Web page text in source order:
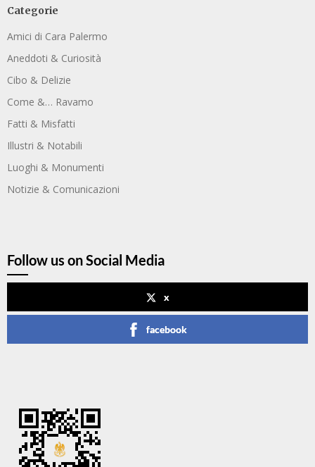
Categorie
Amici di Cara Palermo
Aneddoti & Curiosità
Cibo & Delizie
Come &… Ravamo
Fatti & Misfatti
Illustri & Notabili
Luoghi & Monumenti
Notizie & Comunicazioni
Follow us on Social Media
x
facebook